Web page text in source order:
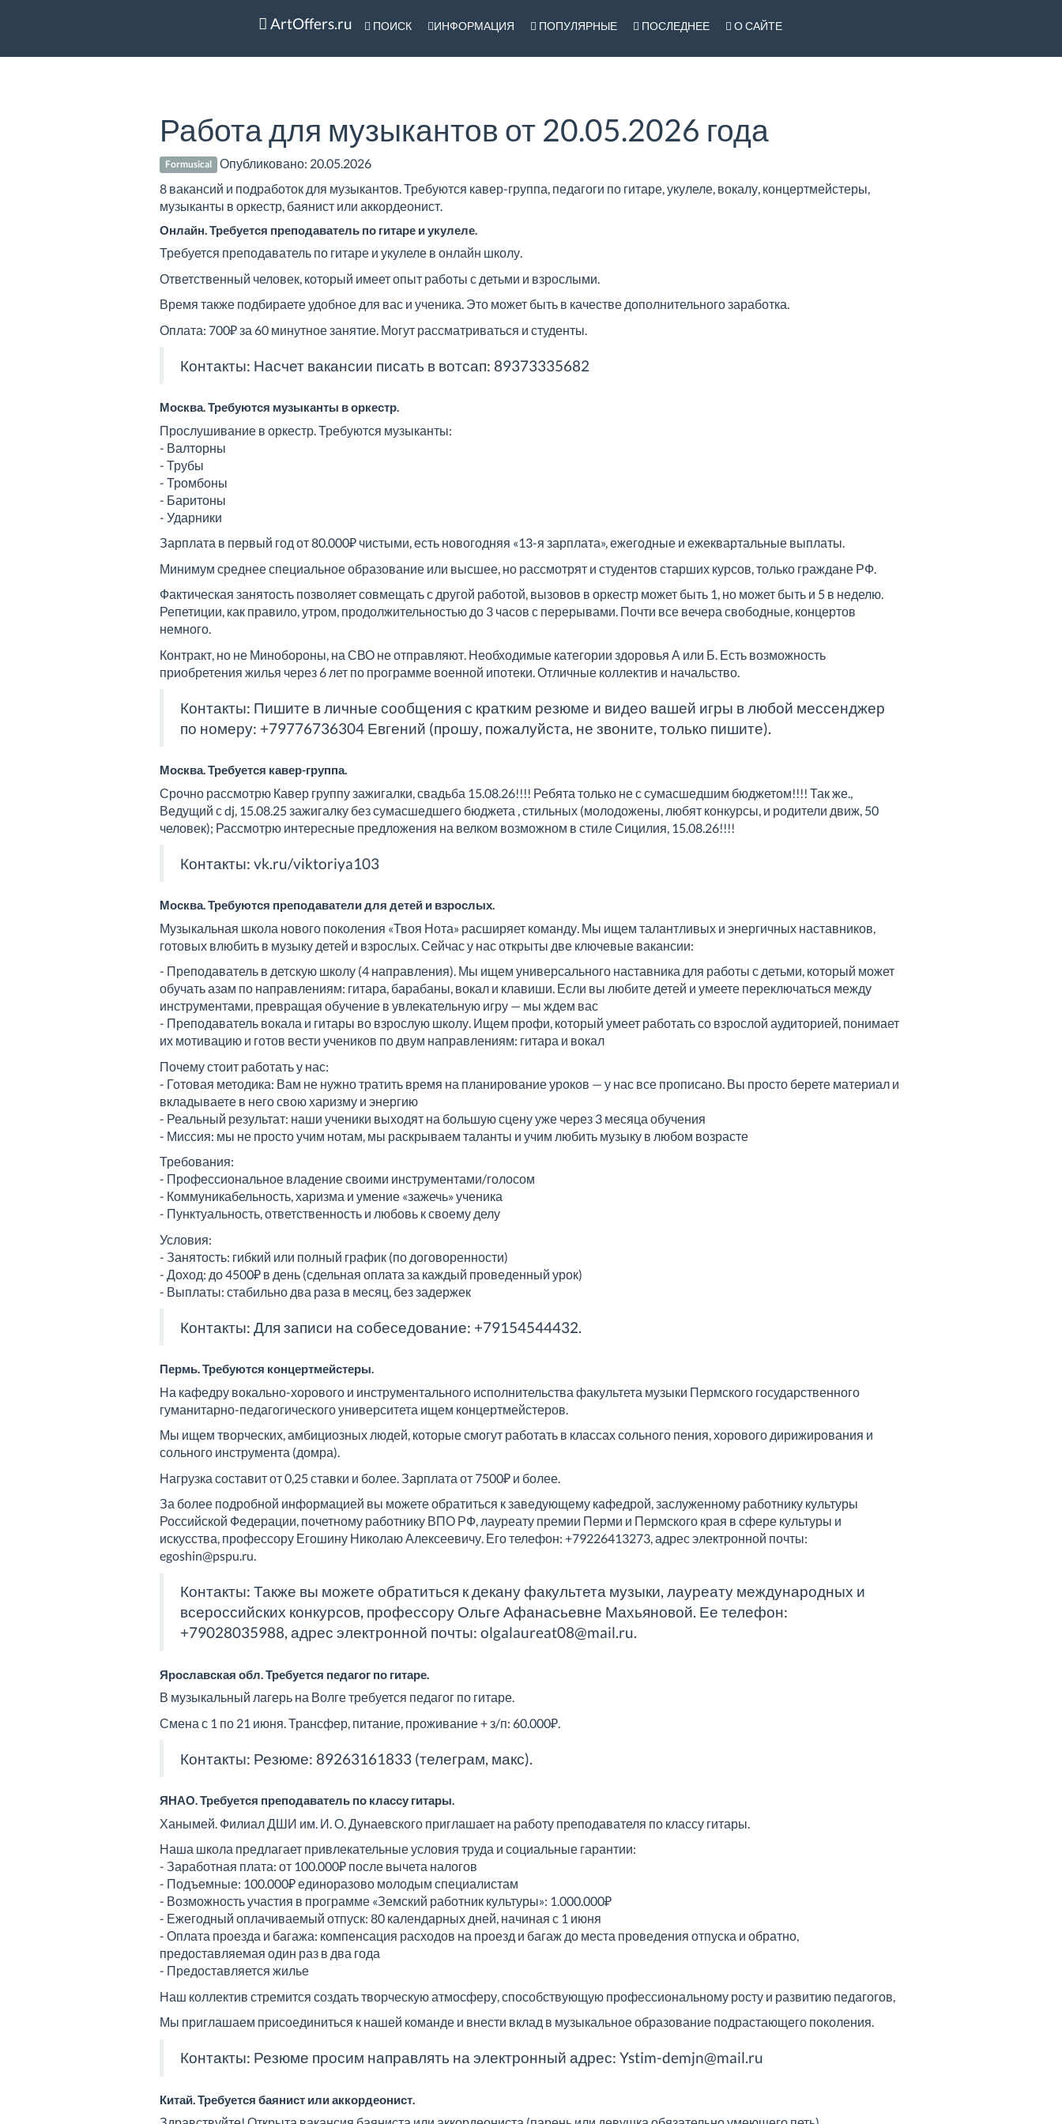
ArtOffers.ru ПОИСК ИНФОРМАЦИЯ ПОПУЛЯРНЫЕ ПОСЛЕДНЕЕ О САЙТЕ
Работа для музыкантов от 20.05.2026 года
Formusical Опубликовано: 20.05.2026
8 вакансий и подработок для музыкантов. Требуются кавер-группа, педагоги по гитаре, укулеле, вокалу, концертмейстеры,
музыканты в оркестр, баянист или аккордеонист.
Онлайн. Требуется преподаватель по гитаре и укулеле.
Требуется преподаватель по гитаре и укулеле в онлайн школу.
Ответственный человек, который имеет опыт работы с детьми и взрослыми.
Время также подбираете удобное для вас и ученика. Это может быть в качестве дополнительного заработка.
Оплата: 700₽ за 60 минутное занятие. Могут рассматриваться и студенты.
Контакты: Насчет вакансии писать в вотсап: 89373335682
Москва. Требуются музыканты в оркестр.
Прослушивание в оркестр. Требуются музыканты:
- Валторны
- Трубы
- Тромбоны
- Баритоны
- Ударники
Зарплата в первый год от 80.000₽ чистыми, есть новогодняя «13-я зарплата», ежегодные и ежеквартальные выплаты.
Минимум среднее специальное образование или высшее, но рассмотрят и студентов старших курсов, только граждане РФ.
Фактическая занятость позволяет совмещать с другой работой, вызовов в оркестр может быть 1, но может быть и 5 в неделю.
Репетиции, как правило, утром, продолжительностью до 3 часов с перерывами. Почти все вечера свободные, концертов
немного.
Контракт, но не Минобороны, на СВО не отправляют. Необходимые категории здоровья А или Б. Есть возможность
приобретения жилья через 6 лет по программе военной ипотеки. Отличные коллектив и начальство.
Контакты: Пишите в личные сообщения с кратким резюме и видео вашей игры в любой мессенджер
по номеру: +79776736304 Евгений (прошу, пожалуйста, не звоните, только пишите).
Москва. Требуется кавер-группа.
Срочно рассмотрю Кавер группу зажигалки, свадьба 15.08.26!!!! Ребята только не с сумасшедшим бюджетом!!!! Так же.,
Ведущий с dj, 15.08.25 зажигалку без сумасшедшего бюджета , стильных (молодожены, любят конкурсы, и родители движ, 50
человек); Рассмотрю интересные предложения на велком возможном в стиле Сицилия, 15.08.26!!!!
Контакты: vk.ru/viktoriya103
Москва. Требуются преподаватели для детей и взрослых.
Музыкальная школа нового поколения «Твоя Нота» расширяет команду. Мы ищем талантливых и энергичных наставников,
готовых влюбить в музыку детей и взрослых. Сейчас у нас открыты две ключевые вакансии:
- Преподаватель в детскую школу (4 направления). Мы ищем универсального наставника для работы с детьми, который может
обучать азам по направлениям: гитара, барабаны, вокал и клавиши. Если вы любите детей и умеете переключаться между
инструментами, превращая обучение в увлекательную игру — мы ждем вас
- Преподаватель вокала и гитары во взрослую школу. Ищем профи, который умеет работать со взрослой аудиторией, понимает
их мотивацию и готов вести учеников по двум направлениям: гитара и вокал
Почему стоит работать у нас:
- Готовая методика: Вам не нужно тратить время на планирование уроков — у нас все прописано. Вы просто берете материал и
вкладываете в него свою харизму и энергию
- Реальный результат: наши ученики выходят на большую сцену уже через 3 месяца обучения
- Миссия: мы не просто учим нотам, мы раскрываем таланты и учим любить музыку в любом возрасте
Требования:
- Профессиональное владение своими инструментами/голосом
- Коммуникабельность, харизма и умение «зажечь» ученика
- Пунктуальность, ответственность и любовь к своему делу
Условия:
- Занятость: гибкий или полный график (по договоренности)
- Доход: до 4500₽ в день (сдельная оплата за каждый проведенный урок)
- Выплаты: стабильно два раза в месяц, без задержек
Контакты: Для записи на собеседование: +79154544432.
Пермь. Требуются концертмейстеры.
На кафедру вокально-хорового и инструментального исполнительства факультета музыки Пермского государственного
гуманитарно-педагогического университета ищем концертмейстеров.
Мы ищем творческих, амбициозных людей, которые смогут работать в классах сольного пения, хорового дирижирования и
сольного инструмента (домра).
Нагрузка составит от 0,25 ставки и более. Зарплата от 7500₽ и более.
За более подробной информацией вы можете обратиться к заведующему кафедрой, заслуженному работнику культуры
Российской Федерации, почетному работнику ВПО РФ, лауреату премии Перми и Пермского края в сфере культуры и
искусства, профессору Егошину Николаю Алексеевичу. Его телефон: +79226413273, адрес электронной почты:
egoshin@pspu.ru.
Контакты: Также вы можете обратиться к декану факультета музыки, лауреату международных и
всероссийских конкурсов, профессору Ольге Афанасьевне Махьяновой. Ее телефон:
+79028035988, адрес электронной почты: olgalaureat08@mail.ru.
Ярославская обл. Требуется педагог по гитаре.
В музыкальный лагерь на Волге требуется педагог по гитаре.
Смена с 1 по 21 июня. Трансфер, питание, проживание + з/п: 60.000₽.
Контакты: Резюме: 89263161833 (телеграм, макс).
ЯНАО. Требуется преподаватель по классу гитары.
Ханымей. Филиал ДШИ им. И. О. Дунаевского приглашает на работу преподавателя по классу гитары.
Наша школа предлагает привлекательные условия труда и социальные гарантии:
- Заработная плата: от 100.000₽ после вычета налогов
- Подъемные: 100.000₽ единоразово молодым специалистам
- Возможность участия в программе «Земский работник культуры»: 1.000.000₽
- Ежегодный оплачиваемый отпуск: 80 календарных дней, начиная с 1 июня
- Оплата проезда и багажа: компенсация расходов на проезд и багаж до места проведения отпуска и обратно,
предоставляемая один раз в два года
- Предоставляется жилье
Наш коллектив стремится создать творческую атмосферу, способствующую профессиональному росту и развитию педагогов,
Мы приглашаем присоединиться к нашей команде и внести вклад в музыкальное образование подрастающего поколения.
Контакты: Резюме просим направлять на электронный адрес: Ystim-demjn@mail.ru
Китай. Требуется баянист или аккордеонист.